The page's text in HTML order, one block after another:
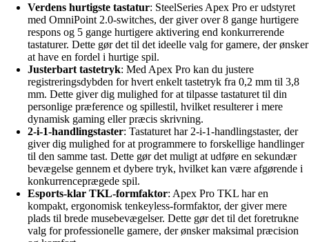
Verdens hurtigste tastatur: SteelSeries Apex Pro er udstyret
med OmniPoint 2.0-switches, der giver over 8 gange hurtigere
respons og 5 gange hurtigere aktivering end konkurrerende
tastaturer. Dette gør det til det ideelle valg for gamere, der ønsker
at have en fordel i hurtige spil.
Justerbart tastetryk: Med Apex Pro kan du justere
registreringsdybden for hvert enkelt tastetryk fra 0,2 mm til 3,8
mm. Dette giver dig mulighed for at tilpasse tastaturet til din
personlige præference og spillestil, hvilket resulterer i mere
dynamisk gaming eller præcis skrivning.
2-i-1-handlingstaster: Tastaturet har 2-i-1-handlingstaster, der
giver dig mulighed for at programmere to forskellige handlinger
til den samme tast. Dette gør det muligt at udføre en sekundær
bevægelse gennem et dybere tryk, hvilket kan være afgørende i
konkurrenceprægede spil.
Esports-klar TKL-formfaktor: Apex Pro TKL har en
kompakt, ergonomisk tenkeyless-formfaktor, der giver mere
plads til brede musebevægelser. Dette gør det til det foretrukne
valg for professionelle gamere, der ønsker maksimal præcision